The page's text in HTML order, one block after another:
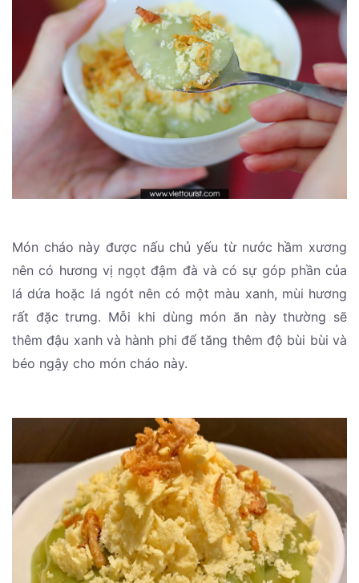
Món cháo này được nấu chủ yếu từ nước hầm xương
nên có hương vị ngọt đậm đà và có sự góp phần của
lá dứa hoặc lá ngót nên có một màu xanh, mùi hương
rất đặc trưng. Mỗi khi dùng món ăn này thường sẽ
thêm đậu xanh và hành phi để tăng thêm độ bùi bùi và
béo ngậy cho món cháo này.